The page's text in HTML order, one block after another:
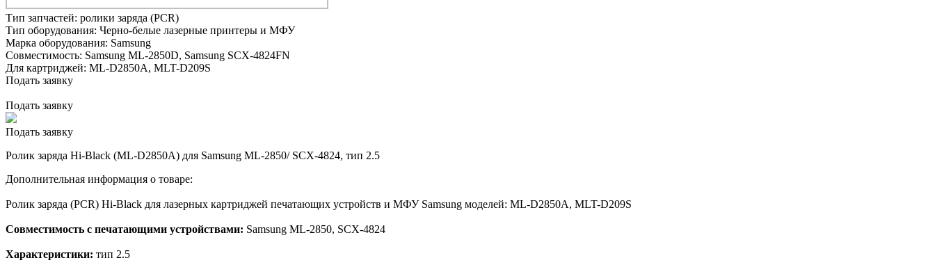
Тип запчастей: ролики заряда (PCR)
Тип оборудования: Черно-белые лазерные принтеры и МФУ
Марка оборудования: Samsung
Совместимость: Samsung ML-2850D, Samsung SCX-4824FN
Для картриджей: ML-D2850A, MLT-D209S
Подать заявку
Подать заявку
Подать заявку
Ролик заряда Hi-Black (ML-D2850A) для Samsung ML-2850/ SCX-4824, тип 2.5
Дополнительная информация о товаре:
Ролик заряда (PCR) Hi-Black для лазерных картриджей печатающих устройств и МФУ Samsung моделей: ML-D2850A, MLT-D209S
Совместимость с печатающими устройствами: Samsung ML-2850, SCX-4824
Характеристики: тип 2.5